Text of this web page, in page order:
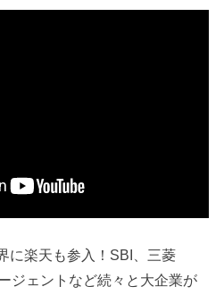
に楽天も参入！SBI、三菱
ジェントなど続々と大企業が